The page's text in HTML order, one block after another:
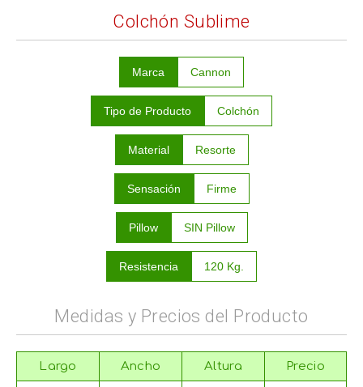
Colchón Sublime
Marca Cannon
Tipo de Producto Colchón
Material Resorte
Sensación Firme
Pillow SIN Pillow
Resistencia 120 Kg.
Medidas y Precios del Producto
Largo Ancho Altura Precio